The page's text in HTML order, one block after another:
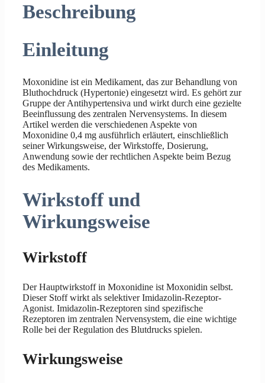
Beschreibung
Einleitung
Moxonidine ist ein Medikament, das zur Behandlung von
Bluthochdruck (Hypertonie) eingesetzt wird. Es gehört zur
Gruppe der Antihypertensiva und wirkt durch eine gezielte
Beeinflussung des zentralen Nervensystems. In diesem
Artikel werden die verschiedenen Aspekte von
Moxonidine 0,4 mg ausführlich erläutert, einschließlich
seiner Wirkungsweise, der Wirkstoffe, Dosierung,
Anwendung sowie der rechtlichen Aspekte beim Bezug
des Medikaments.
Wirkstoff und
Wirkungsweise
Wirkstoff
Der Hauptwirkstoff in Moxonidine ist Moxonidin selbst.
Dieser Stoff wirkt als selektiver Imidazolin-Rezeptor-
Agonist. Imidazolin-Rezeptoren sind spezifische
Rezeptoren im zentralen Nervensystem, die eine wichtige
Rolle bei der Regulation des Blutdrucks spielen.
Wirkungsweise